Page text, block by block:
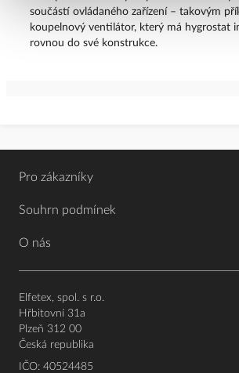
součástí ovládaného zařízení – takovým
koupelnový ventilátor, který má hygrostat
rovnou do své konstrukce.
Pro zákazníky
Souhrn podmínek
O nás
Elfetex, spol. s r.o.
Hřbitovní 31a
Plzeň 312 00
Česká republika
IČO: 40524485